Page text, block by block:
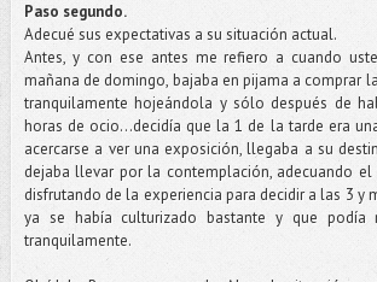
Paso segundo.
Adecué sus expectativas a su situación actual.
Antes, y con ese antes me refiero a cuando
mañana de domingo, bajaba en pijama a comprar
tranquilamente hojeándola y sólo después de
horas de ocio...decidía que la 1 de la tarde era
acercarse a ver una exposición, llegaba a su
dejaba llevar por la contemplación, adecuando
disfrutando de la experiencia para decidir a las 3 y
ya se había culturizado bastante y que podía
tranquilamente.